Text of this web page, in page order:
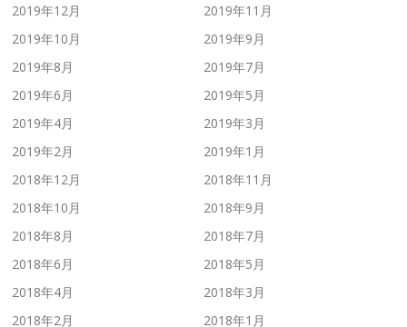
2019年12月
2019年11月
2019年10月
2019年9月
2019年8月
2019年7月
2019年6月
2019年5月
2019年4月
2019年3月
2019年2月
2019年1月
2018年12月
2018年11月
2018年10月
2018年9月
2018年8月
2018年7月
2018年6月
2018年5月
2018年4月
2018年3月
2018年2月
2018年1月